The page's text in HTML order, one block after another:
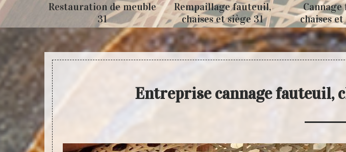
de meuble
Rempaillage fauteuil,
chaises et siège 31
Cannage fauteuil,
chaises et sièges 31
Entreprise cannage fauteuil,